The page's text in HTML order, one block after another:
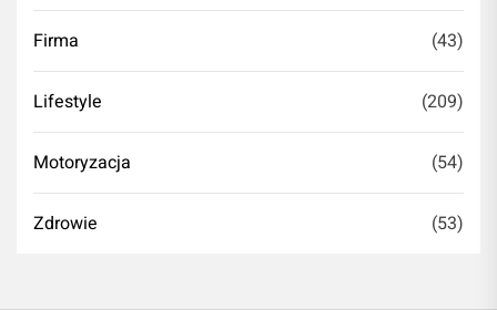
Firma (43)
Lifestyle (209)
Motoryzacja (54)
Zdrowie (53)